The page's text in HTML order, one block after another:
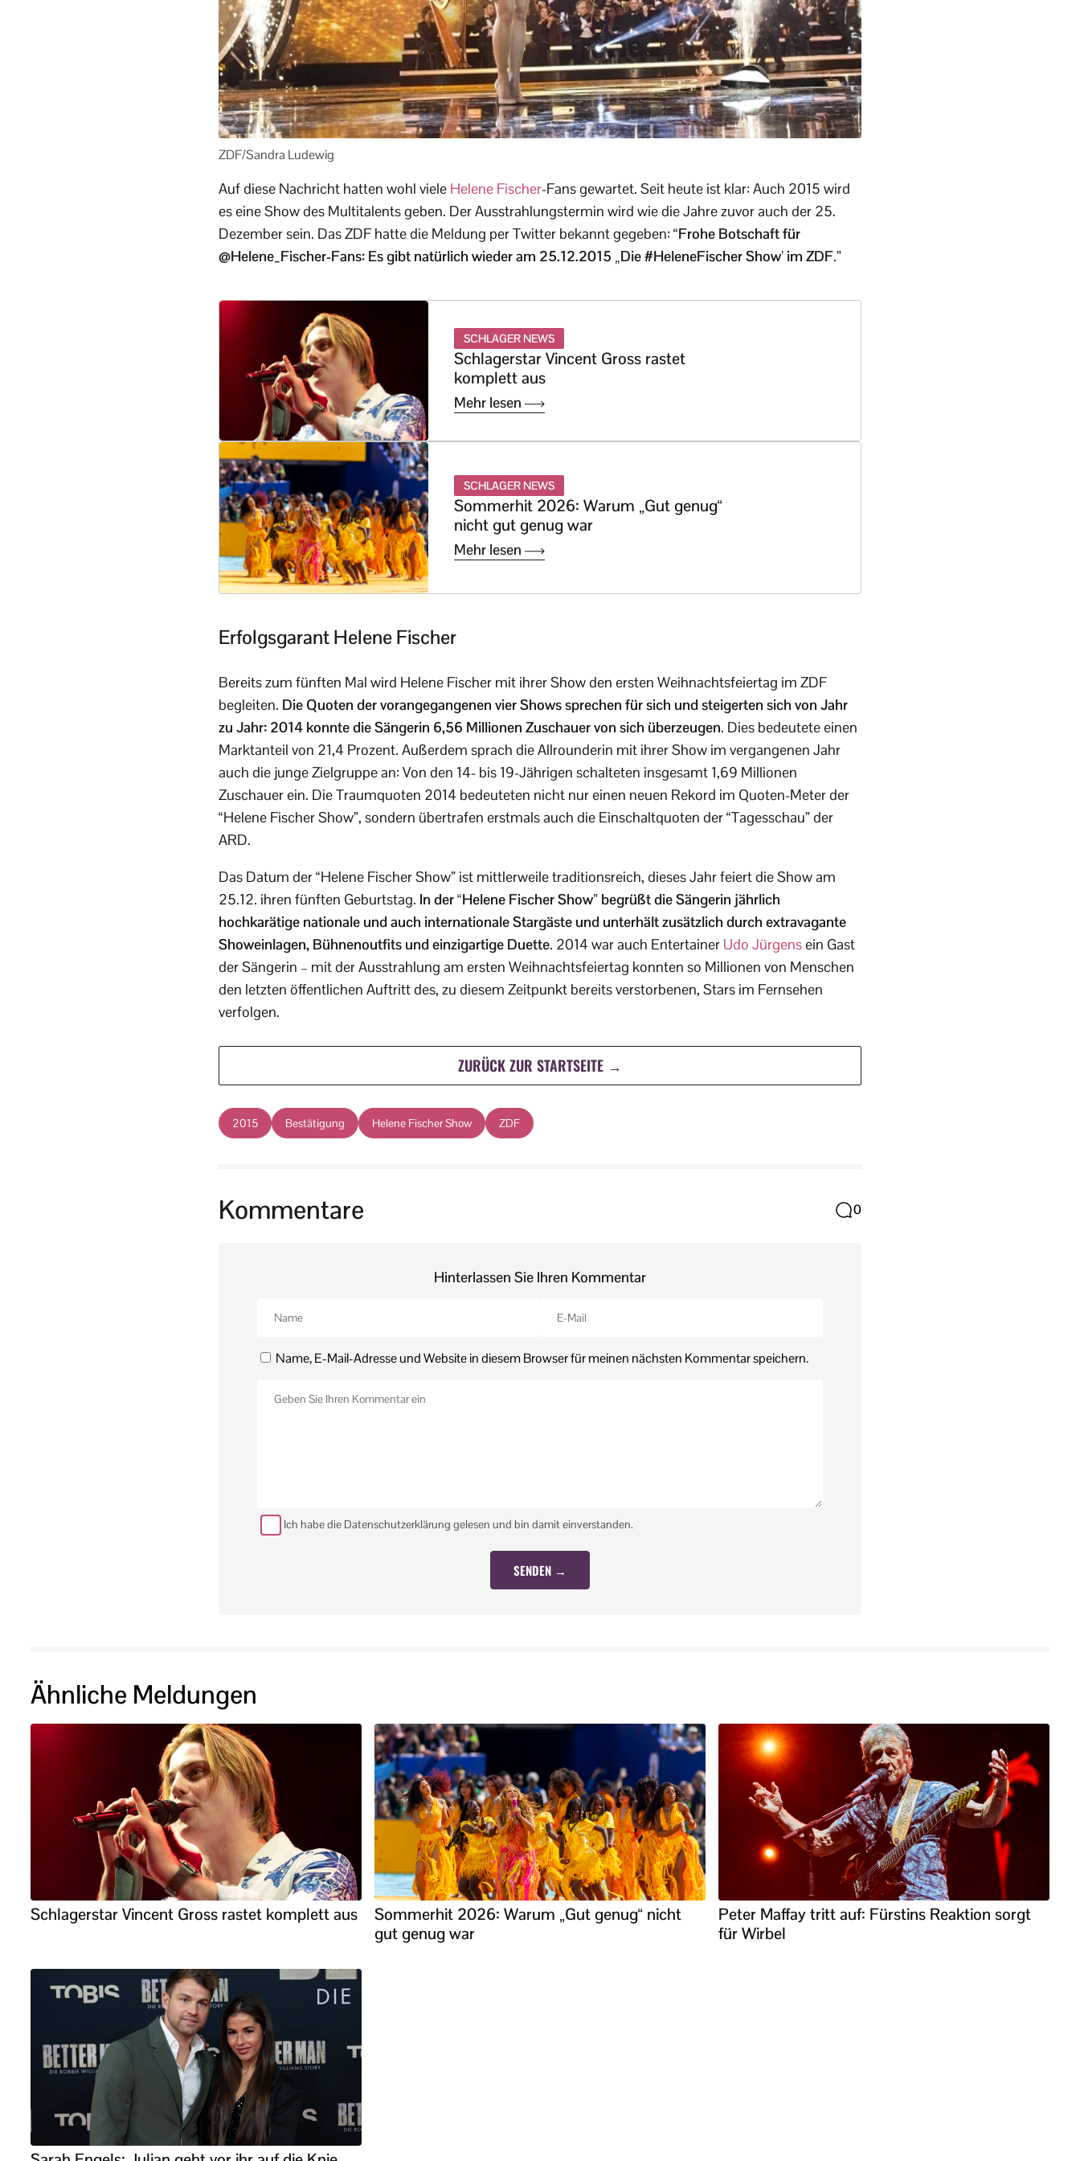
ZDF/Sandra Ludewig
Auf diese Nachricht hatten wohl viele Helene Fischer-Fans gewartet. Seit heute ist klar: Auch 2015 wird
es eine Show des Multitalents geben. Der Ausstrahlungstermin wird wie die Jahre zuvor auch der 25.
Dezember sein. Das ZDF hatte die Meldung per Twitter bekannt gegeben: “Frohe Botschaft für
@Helene_Fischer-Fans: Es gibt natürlich wieder am 25.12.2015 „Die #HeleneFischer Show’ im ZDF.”
SCHLAGER NEWS
Schlagerstar Vincent Gross rastet
komplett aus
Mehr lesen
SCHLAGER NEWS
Sommerhit 2026: Warum „Gut genug“
nicht gut genug war
Mehr lesen
Erfolgsgarant Helene Fischer
Bereits zum fünften Mal wird Helene Fischer mit ihrer Show den ersten Weihnachtsfeiertag im ZDF
begleiten. Die Quoten der vorangegangenen vier Shows sprechen für sich und steigerten sich von Jahr
zu Jahr: 2014 konnte die Sängerin 6,56 Millionen Zuschauer von sich überzeugen. Dies bedeutete einen
Marktanteil von 21,4 Prozent. Außerdem sprach die Allrounderin mit ihrer Show im vergangenen Jahr
auch die junge Zielgruppe an: Von den 14- bis 19-Jährigen schalteten insgesamt 1,69 Millionen
Zuschauer ein. Die Traumquoten 2014 bedeuteten nicht nur einen neuen Rekord im Quoten-Meter der
“Helene Fischer Show”, sondern übertrafen erstmals auch die Einschaltquoten der “Tagesschau” der
ARD.
Das Datum der “Helene Fischer Show” ist mittlerweile traditionsreich, dieses Jahr feiert die Show am
25.12. ihren fünften Geburtstag. In der “Helene Fischer Show” begrüßt die Sängerin jährlich
hochkarätige nationale und auch internationale Stargäste und unterhält zusätzlich durch extravagante
Showeinlagen, Bühnenoutfits und einzigartige Duette. 2014 war auch Entertainer Udo Jürgensein Gast
der Sängerin – mit der Ausstrahlung am ersten Weihnachtsfeiertag konnten so Millionen von Menschen
den letzten öffentlichen Auftritt des, zu diesem Zeitpunkt bereits verstorbenen, Stars im Fernsehen
verfolgen.
ZURÜCK ZUR STARTSEITE →
2015 Bestätigung Helene Fischer Show ZDF
Kommentare 0
Hinterlassen Sie Ihren Kommentar
Name, E-Mail-Adresse und Website in diesem Browser für meinen nächsten Kommentar speichern.
Ich habe die Datenschutzerklärung gelesen und bin damit einverstanden.
Ähnliche Meldungen
Schlagerstar Vincent Gross rastet komplett aus
Sommerhit 2026: Warum „Gut genug“ nicht
gut genug war
Peter Maffay tritt auf: Fürstins Reaktion sorgt
für Wirbel